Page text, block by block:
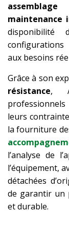
maintenance
disponibilité
configurations
aux besoins
Grâce à son
résistance,
leurs
la fourniture
l’analyse de
l’équipement,
détachées
de garantir un
et durable.